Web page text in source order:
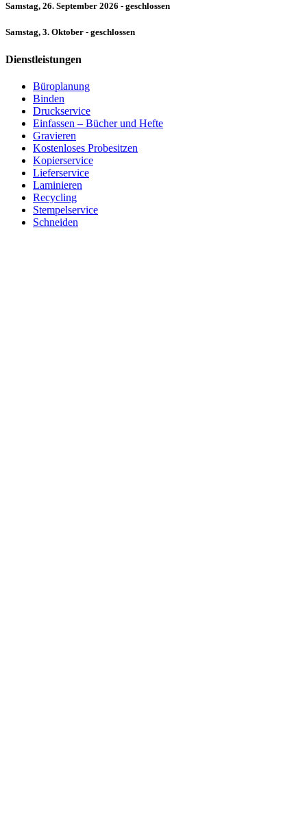
Samstag, 26. September 2026 - geschlossen
Samstag, 3. Oktober - geschlossen
Dienstleistungen
Büroplanung
Binden
Druckservice
Einfassen – Bücher und Hefte
Gravieren
Kostenloses Probesitzen
Kopierservice
Lieferservice
Laminieren
Recycling
Stempelservice
Schneiden